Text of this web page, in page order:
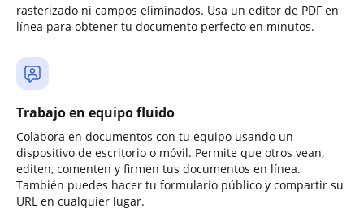
rasterizado ni campos eliminados. Usa un editor de PDF en
línea para obtener tu documento perfecto en minutos.
Trabajo en equipo fluido
Colabora en documentos con tu equipo usando un
dispositivo de escritorio o móvil. Permite que otros vean,
editen, comenten y firmen tus documentos en línea.
También puedes hacer tu formulario público y compartir su
URL en cualquier lugar.